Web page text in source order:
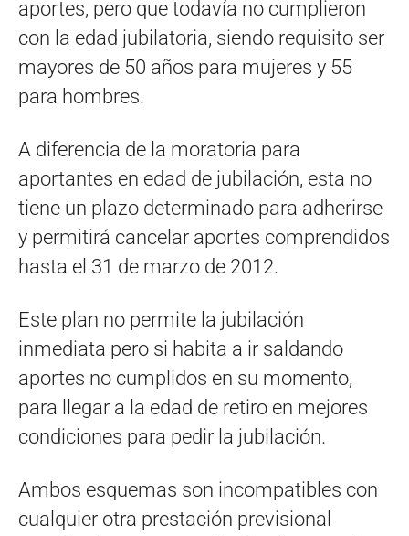
aportes, pero que todavía no cumplieron
con la edad jubilatoria, siendo requisito ser
mayores de 50 años para mujeres y 55
para hombres.
A diferencia de la moratoria para
aportantes en edad de jubilación, esta no
tiene un plazo determinado para adherirse
y permitirá cancelar aportes comprendidos
hasta el 31 de marzo de 2012.
Este plan no permite la jubilación
inmediata pero si habita a ir saldando
aportes no cumplidos en su momento,
para llegar a la edad de retiro en mejores
condiciones para pedir la jubilación.
Ambos esquemas son incompatibles con
cualquier otra prestación previsional